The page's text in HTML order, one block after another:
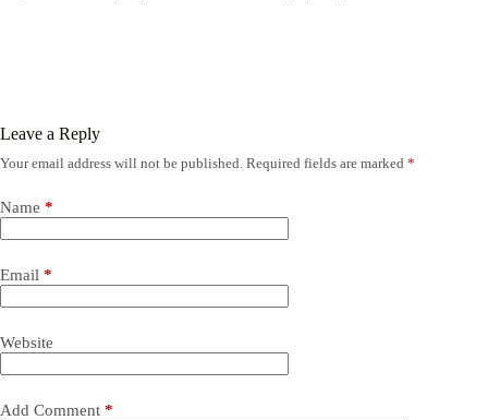
Leave a Reply
Your email address will not be published. Required fields are marked *
Name *
Email *
Website
Add Comment *